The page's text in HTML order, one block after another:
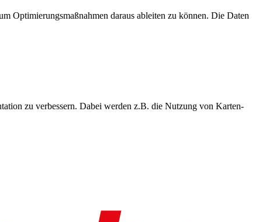
Optimierungsmaßnahmen daraus ableiten zu können. Die Daten
zu verbessern. Dabei werden z.B. die Nutzung von Karten-